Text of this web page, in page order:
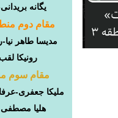
یگانه
مقام دوم
مدیسا طاهر
رونیکا لقب
مقام سوم
ملیکا جعفری-
هلیا مصطفی